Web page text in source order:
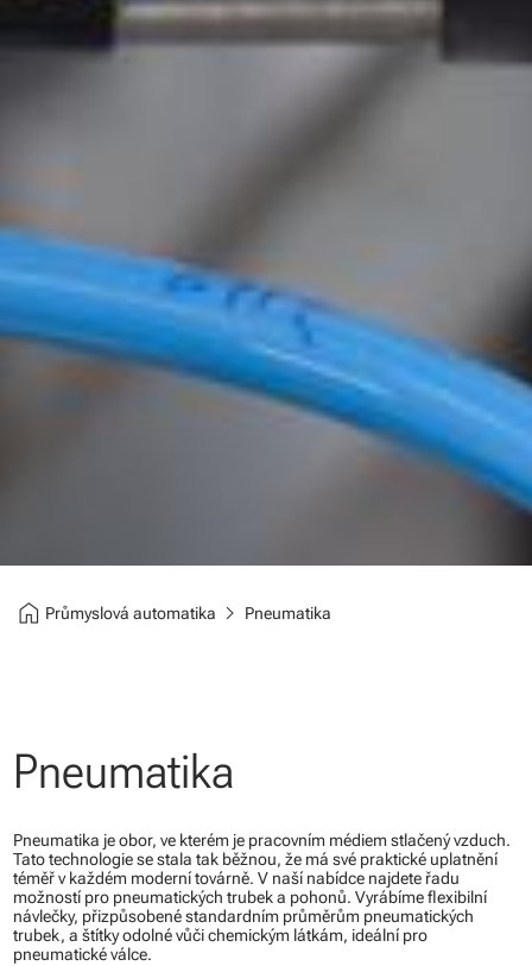
home Průmyslová automatika chevron_right Pneumatika
Pneumatika
Pneumatika je obor, ve kterém je pracovním médiem stlačený vzduch.
Tato technologie se stala tak běžnou, že má své praktické uplatnění
téměř v každém moderní továrně. V naší nabídce najdete řadu
možností pro pneumatických trubek a pohonů. Vyrábíme flexibilní
návlečky, přizpůsobené standardním průměrům pneumatických
trubek, a štítky odolné vůči chemickým látkám, ideální pro
pneumatické válce.